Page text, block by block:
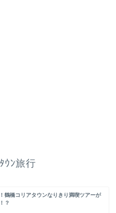
ｳﾝ旅行
鶴橋コリアタウンなりきり満喫ツアーが
？